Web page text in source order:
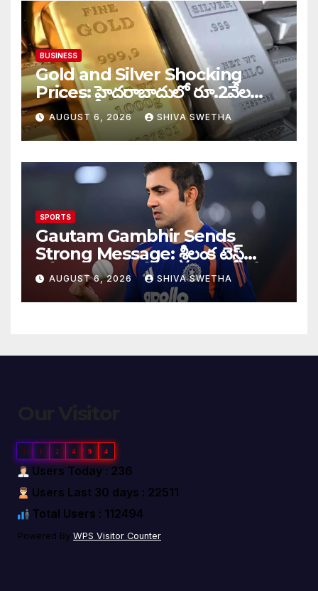
BUSINESS
Gold and Silver Shocking
Prices: హైదరాబాదులో రూ.2వేల
900 పెరిగిన తులం రేటు…
AUGUST 6, 2026 SHIVA SWETHA
SPORTS
Gautam Gambhir Sends
Strong Message: శ్రీలంక టెస్ట్
సిరీస్‌కు ముందు టీమిండియాకు గంభీర్
వార్నింగ్…
AUGUST 6, 2026 SHIVA SWETHA
1 1 2 4 9 4
Users Today : 236
Users Last 30 days : 22511
Total Users : 112494
Powered By WPS Visitor Counter